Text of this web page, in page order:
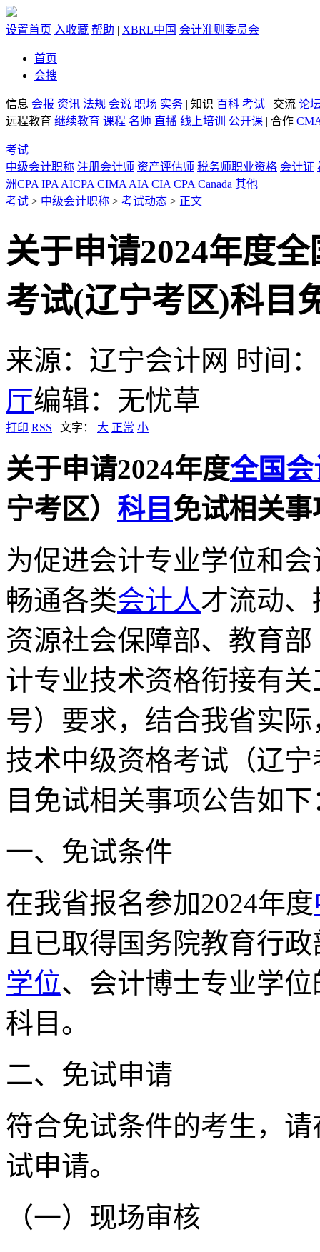
设置首页 入收藏 帮助 | XBRL中国 会计准则委员会
首页
会搜
信息 会报 资讯 法规 会说 职场 实务 | 知识 百科 考试 | 交流 论
远程教育 继续教育 课程 名师 直播 线上培训 公开课 | 合作
考试
中级会计职称 注册会计师 资产评估师 税务师职业资格 会计证
洲CPA IPA AICPA CIMA AIA CIA CPA Canada 其他
考试 > 中级会计职称 > 考试动态 > 正文
关于申请2024年度
考试(辽宁考区)科目
来源：辽宁会计网 时间
厅编辑：无忧草
打印 RSS | 文字： 大 正常 小
关于申请2024年度全国
宁考区） 科目 免试相关
为促进会计专业学位和
畅通各类会计人才流动
资源社会保障部、教育
计专业技术资格衔接有
号）要求，结合我省实
技术中级资格考试（辽
目免试相关事项公告如下
一、免试条件
在我省报名参加2024年度
且已取得国务院教育行
学位、会计博士专业学
科目。
二、免试申请
符合免试条件的考生，
试申请。
（一）现场审核